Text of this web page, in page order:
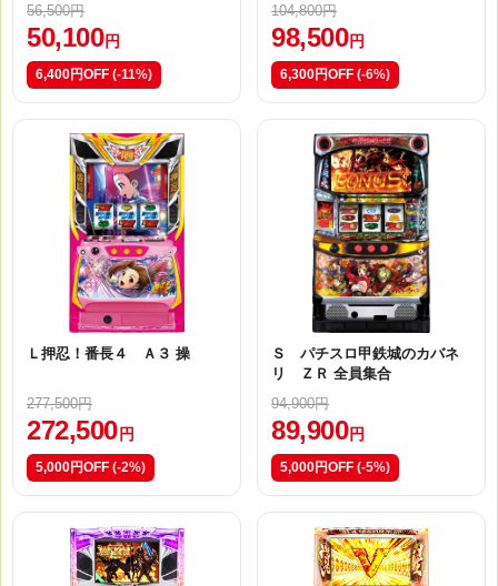
56,500円
50,100 円
6,400円OFF (-11%)
104,800円
98,500 円
6,300円OFF (-6%)
Ｌ押忍！番長４ Ａ３ 操
277,500円
272,500 円
5,000円OFF (-2%)
Ｓ パチスロ甲鉄城のカバネ
リ ＺＲ 全員集合
94,900円
89,900 円
5,000円OFF (-5%)